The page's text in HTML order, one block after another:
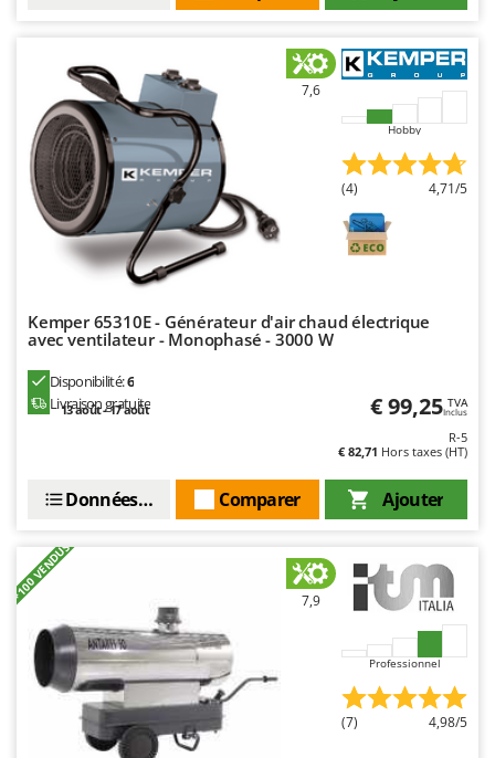
Masterpro
McCulloch
MCH
Michelin
Mille
Minox
Mockmill
More than chef
MOSA
MOVA
Mowox
New O.M.R.A.
Nilfisk
Novital
NuAir
NuovaFac
7,6
Hobby
(4) 4,71/5
Kemper 65310E - Générateur d'air chaud électrique
avec ventilateur - Monophasé - 3000 W
Disponibilité:6
Livraison gratuite
13 août - 17 août € 99,25 TVA
Inclus
R-5
€ 82,71 Hors taxes (HT)
Ajouter
Comparer
Données techniques
+100 VENDUS 7,9
Professionnel
(7) 4,98/5